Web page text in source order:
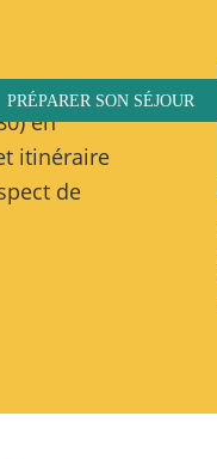
PRÉPARER SON SÉJOUR
en
itinéraire
de